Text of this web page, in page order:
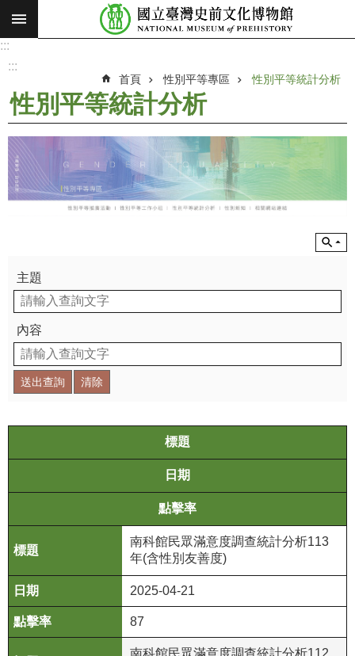
跳到主要內容區塊
搜
願
景
使
命
最
參
觀
展
覽
學
識
們
民
服
務
:::
:::
首頁 性別平等專區 性別平等統計分析
性別平等統計分析
主題
內容
標題
日期
點擊率
南科館民眾滿意度調查統計分析113
年(含性別友善度)
2025-04-21
87
南科館民眾滿意度調查統計分析112